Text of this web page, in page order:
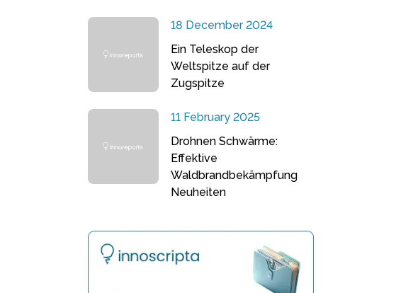
18 December 2024
Ein Teleskop der
Weltspitze auf der
Zugspitze
11 February 2025
Drohnen Schwärme:
Effektive
Waldbrandbekämpfung
Neuheiten